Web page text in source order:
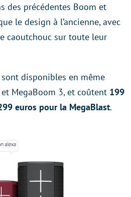
des précédentes Boom et
le design à l’ancienne, avec
caoutchouc sur toute leur
disponibles en même
MegaBoom 3, et coûtent 199
euros pour la MegaBlast.